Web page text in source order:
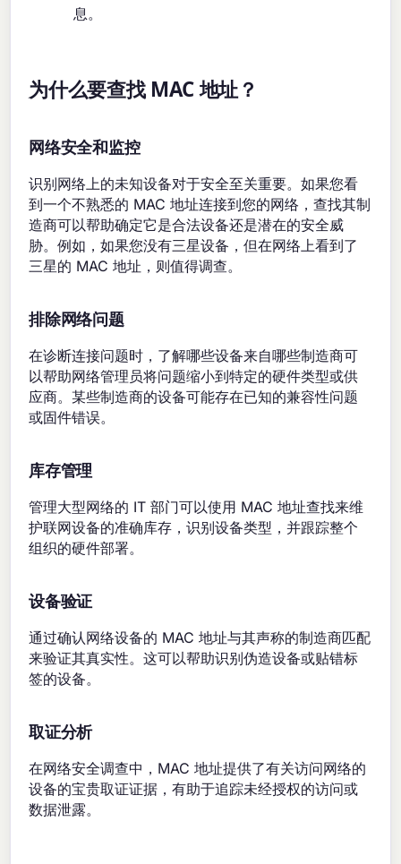
息。
为什么要查找 MAC 地址？
网络安全和监控
识别网络上的未知设备对于安全至关重要。如果您看
到一个不熟悉的 MAC 地址连接到您的网络，查找其制
造商可以帮助确定它是合法设备还是潜在的安全威
胁。例如，如果您没有三星设备，但在网络上看到了
三星的 MAC 地址，则值得调查。
排除网络问题
在诊断连接问题时，了解哪些设备来自哪些制造商可
以帮助网络管理员将问题缩小到特定的硬件类型或供
应商。某些制造商的设备可能存在已知的兼容性问题
或固件错误。
库存管理
管理大型网络的 IT 部门可以使用 MAC 地址查找来维
护联网设备的准确库存，识别设备类型，并跟踪整个
组织的硬件部署。
设备验证
通过确认网络设备的 MAC 地址与其声称的制造商匹配
来验证其真实性。这可以帮助识别伪造设备或贴错标
签的设备。
取证分析
在网络安全调查中，MAC 地址提供了有关访问网络的
设备的宝贵取证证据，有助于追踪未经授权的访问或
数据泄露。